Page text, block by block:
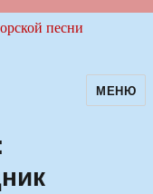
авторскойМЕНЮ